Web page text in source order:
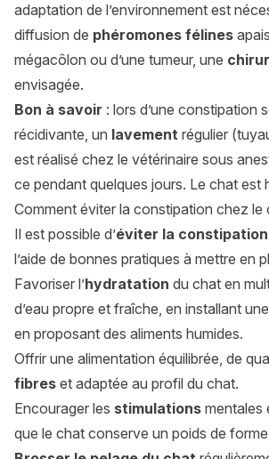
adaptation de l’environnement est
diffusion de phéromones félines
mégacôlon ou d’une tumeur, une
envisagée.
Bon à savoir : lors d’une constipation
récidivante, un lavement régulier
est réalisé chez le vétérinaire sous
ce pendant quelques jours. Le chat est
Comment éviter la constipation chez le
Il est possible d’éviter la
l’aide de bonnes pratiques à mettre en
Favoriser l’hydratation du chat en
d’eau propre et fraîche, en installant
en proposant des aliments humides.
Offrir une alimentation équilibrée, de
fibres et adaptée au profil du chat.
Encourager les stimulations mentales
que le chat conserve un poids de